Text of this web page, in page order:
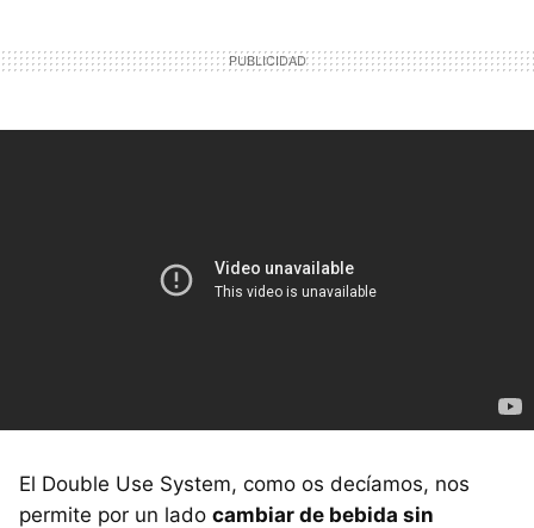
El Double Use System, como os decíamos, nos
permite por un lado cambiar de bebida sin